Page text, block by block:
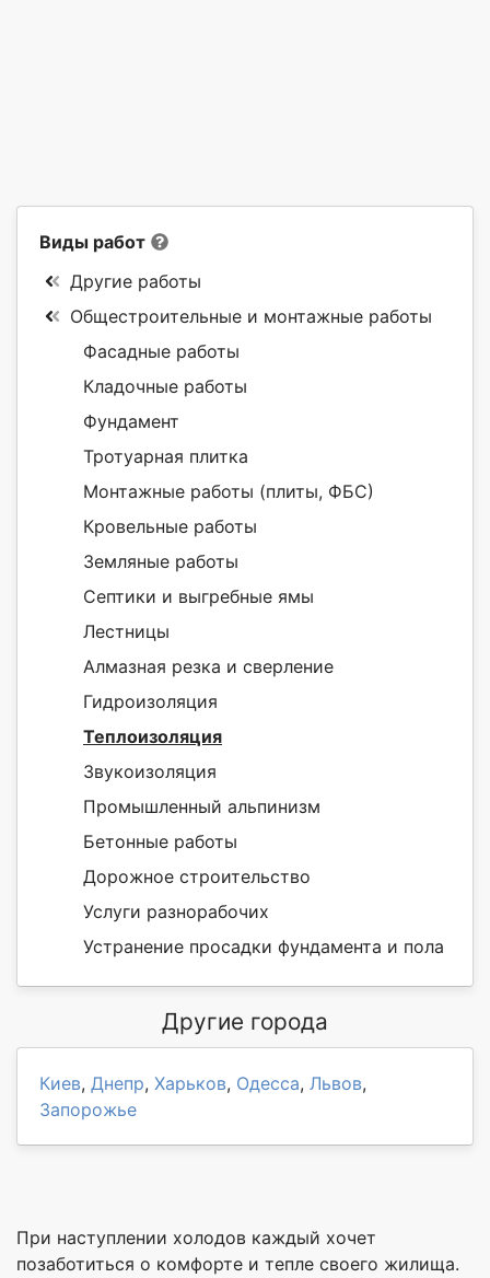
Виды работ
Другие работы
Общестроительные и монтажные работы
Фасадные работы
Кладочные работы
Фундамент
Тротуарная плитка
Монтажные работы (плиты, ФБС)
Кровельные работы
Земляные работы
Септики и выгребные ямы
Лестницы
Алмазная резка и сверление
Гидроизоляция
Теплоизоляция
Звукоизоляция
Промышленный альпинизм
Бетонные работы
Дорожное строительство
Услуги разнорабочих
Устранение просадки фундамента и пола
Другие города
Киев, Днепр, Харьков, Одесса, Львов,
Запорожье
При наступлении холодов каждый хочет
позаботиться о комфорте и тепле своего жилища.